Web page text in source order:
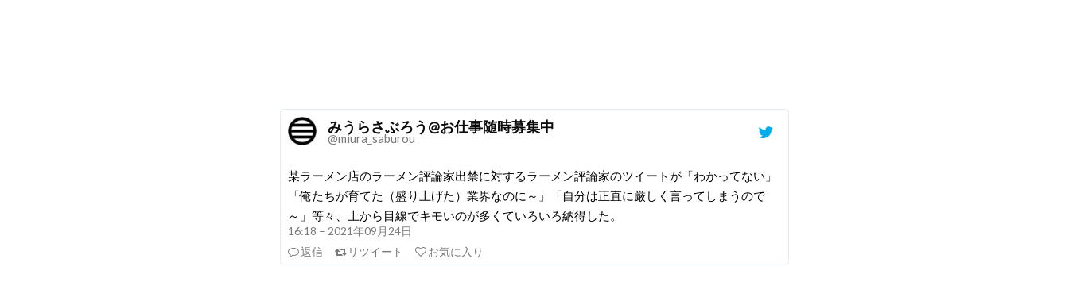
みうらさぶろう@お仕事随時募集中
@miura_saburou
某ラーメン店のラーメン評論家出禁に対するラーメン評論家のツイートが「わかってない」
「俺たちが育てた（盛り上げた）業界なのに～」「自分は正直に厳しく言ってしまうので
～」等々、上から目線でキモいのが多くていろいろ納得した。
16:18 – 2021年09月24日
返信
リツイート お気に入り